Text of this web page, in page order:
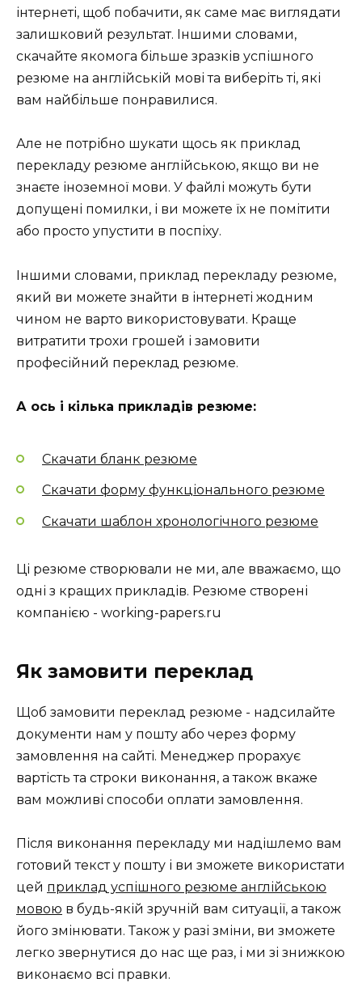
інтернеті, щоб побачити, як саме має виглядати
залишковий результат. Іншими словами,
скачайте якомога більше зразків успішного
резюме на англійській мові та виберіть ті, які
вам найбільше понравилися.
Але не потрібно шукати щось як приклад
перекладу резюме англійською, якщо ви не
знаєте іноземної мови. У файлі можуть бути
допущені помилки, і ви можете їх не помітити
або просто упустити в поспіху.
Іншими словами, приклад перекладу резюме,
який ви можете знайти в інтернеті жодним
чином не варто використовувати. Краще
витратити трохи грошей і замовити
професійний переклад резюме.
А ось і кілька прикладів резюме:
Скачати бланк резюме
Скачати форму функціонального резюме
Скачати шаблон хронологічного резюме
Ці резюме створювали не ми, але вважаємо, що
одні з кращих прикладів. Резюме створені
компанією - working-papers.ru
Як замовити переклад
Щоб замовити переклад резюме - надсилайте
документи нам у пошту або через форму
замовлення на сайті. Менеджер прорахує
вартість та строки виконання, а також вкаже
вам можливі способи оплати замовлення.
Після виконання перекладу ми надішлемо вам
готовий текст у пошту і ви зможете використати
цей приклад успішного резюме англійською
мовою в будь-якій зручній вам ситуації, а також
його змінювати. Також у разі зміни, ви зможете
легко звернутися до нас ще раз, і ми зі знижкою
виконаємо всі правки.